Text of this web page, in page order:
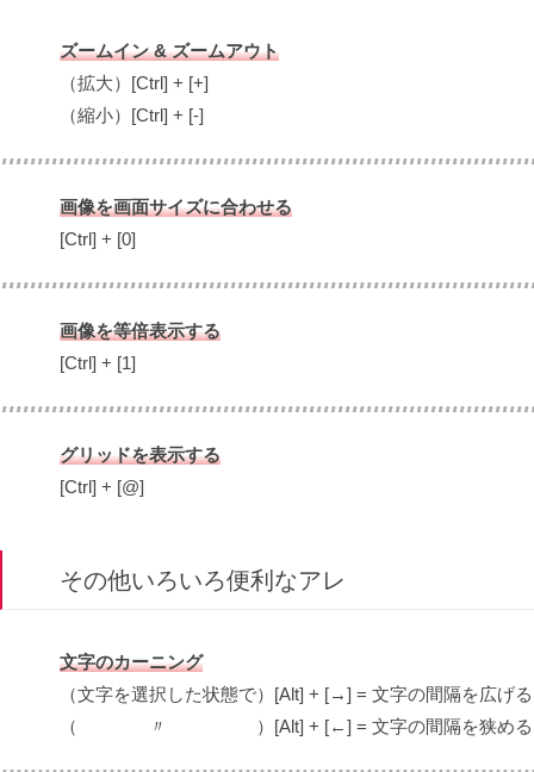
ズームイン & ズームアウト
（拡大）[Ctrl] + [+]
（縮小）[Ctrl] + [-]
画像を画面サイズに合わせる
[Ctrl] + [0]
画像を等倍表示する
[Ctrl] + [1]
グリッドを表示する
[Ctrl] + [@]
その他いろいろ便利なアレ
文字のカーニング
（文字を選択した状態で）[Alt] + [→] = 文字の間隔を広げる
（ 〃 ）[Alt] + [←] = 文字の間隔を狭める